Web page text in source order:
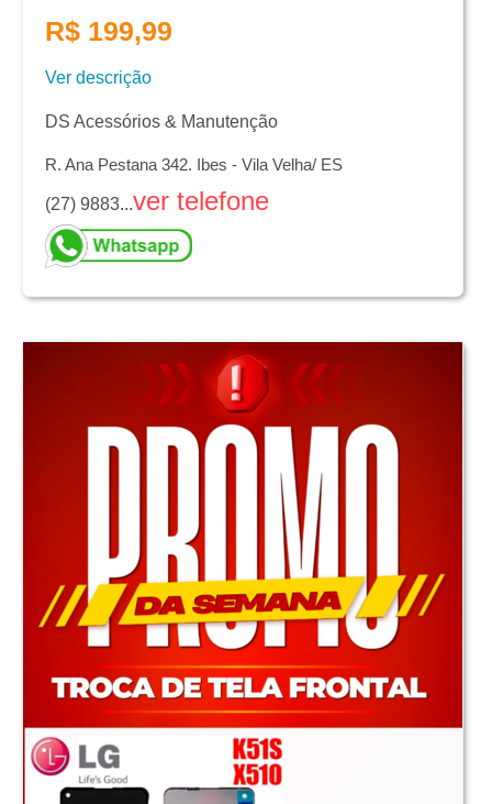
R$ 199,99
Ver descrição
DS Acessórios & Manutenção
R. Ana Pestana 342. Ibes - Vila Velha/ ES
(27) 9883...ver telefone